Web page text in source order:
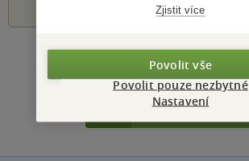
Zobrazit všechna hodnocení
Přidat hodnocení
Zjistit více
Povolit vše
Povolit pouze nezbytné
Nastavení